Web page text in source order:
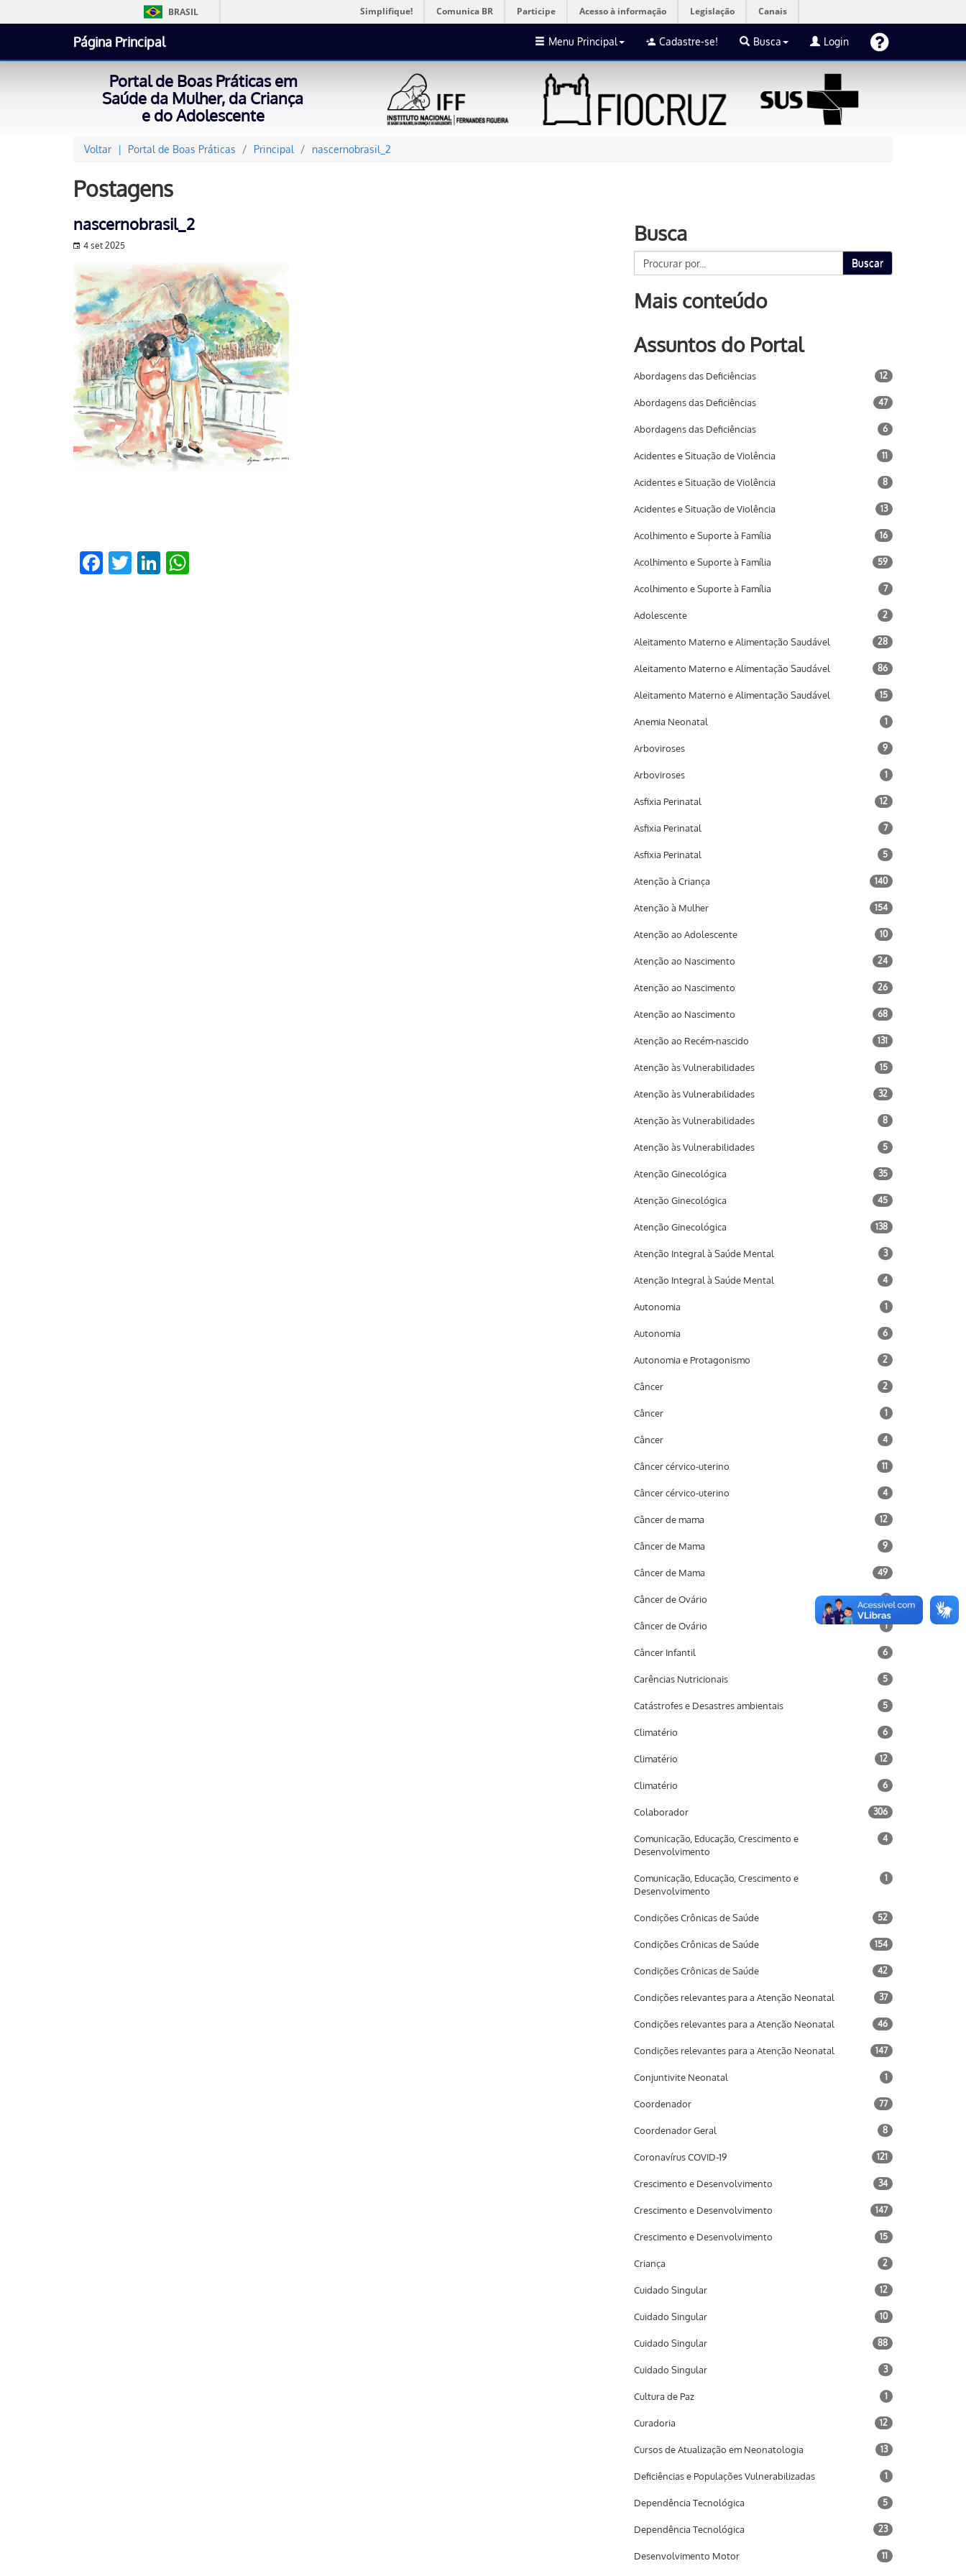
BRASIL Simplifique! Comunica BR Participe Acesso à informação Legislação Canais
Página Principal Menu Principal Cadastre-se! Busca Login
Portal de Boas Práticas em
Saúde da Mulher, da Criança
e do Adolescente
Voltar Portal de Boas Práticas Principal nascernobrasil_2
Postagens
nascernobrasil_2
4 set 2025
Facebook
TwitterLinkedIn
Busca
Buscar
Mais conteúdo
Assuntos do Portal
Abordagens das Deficiências 12
Abordagens das Deficiências 47
Abordagens das Deficiências 6
Acidentes e Situação de Violência 11
Acidentes e Situação de Violência 8
Acidentes e Situação de Violência 13
Acolhimento e Suporte à Família 16
Acolhimento e Suporte à Família 59
Acolhimento e Suporte à Família 7
Adolescente 2
Aleitamento Materno e Alimentação Saudável 28
Aleitamento Materno e Alimentação Saudável 86
Aleitamento Materno e Alimentação Saudável 15
Anemia Neonatal 1
Arboviroses 9
Arboviroses 1
Asfixia Perinatal 12
Asfixia Perinatal 7
Asfixia Perinatal 5
Atenção à Criança 140
Atenção à Mulher 154
Atenção ao Adolescente 10
Atenção ao Nascimento 24
Atenção ao Nascimento 26
Atenção ao Nascimento 68
Atenção ao Recém-nascido 131
Atenção às Vulnerabilidades 15
Atenção às Vulnerabilidades 32
Atenção às Vulnerabilidades 8
Atenção às Vulnerabilidades 5
Atenção Ginecológica 35
Atenção Ginecológica 45
Atenção Ginecológica 138
Atenção Integral à Saúde Mental 3
Atenção Integral à Saúde Mental 4
Autonomia 1
Autonomia 6
Autonomia e Protagonismo 2
Câncer 2
Câncer 1
Câncer 4
Câncer cérvico-uterino 11
Câncer cérvico-uterino 4
Câncer de mama 12
Câncer de Mama 9
Câncer de Mama 49
Câncer de Ovário 1
Câncer de Ovário 1
Câncer Infantil 6
Carências Nutricionais 5
Catástrofes e Desastres ambientais 5
Climatério 6
Climatério 12
Climatério 6
Colaborador 306
Comunicação, Educação, Crescimento e
Desenvolvimento
4
Comunicação, Educação, Crescimento e
Desenvolvimento
1
Condições Crônicas de Saúde 52
Condições Crônicas de Saúde 154
Condições Crônicas de Saúde 42
Condições relevantes para a Atenção Neonatal 37
Condições relevantes para a Atenção Neonatal 46
Condições relevantes para a Atenção Neonatal 147
Conjuntivite Neonatal 1
Coordenador 77
Coordenador Geral 8
Coronavírus COVID-19 121
Crescimento e Desenvolvimento 34
Crescimento e Desenvolvimento 147
Crescimento e Desenvolvimento 15
Criança 2
Cuidado Singular 12
Cuidado Singular 10
Cuidado Singular 88
Cuidado Singular 3
Cultura de Paz 1
Curadoria 12
Cursos de Atualização em Neonatologia 13
Deficiências e Populações Vulnerabilizadas 1
Dependência Tecnológica 5
Dependência Tecnológica 23
Desenvolvimento Motor 11